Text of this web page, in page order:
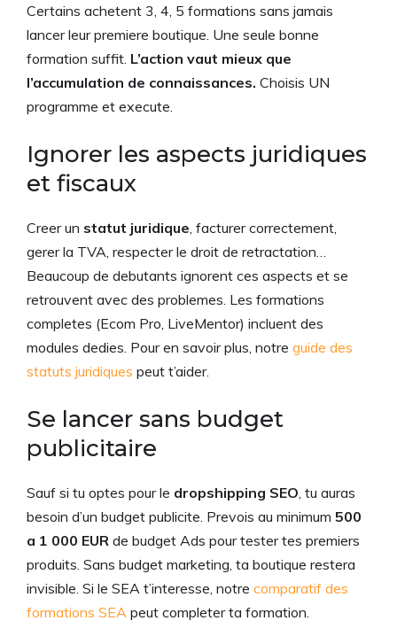
Certains achetent 3, 4, 5 formations sans jamais
lancer leur premiere boutique. Une seule bonne
formation suffit. L’action vaut mieux que
l’accumulation de connaissances. Choisis UN
programme et execute.
Ignorer les aspects juridiques
et fiscaux
Creer un statut juridique , facturer correctement,
gerer la TVA, respecter le droit de retractation…
Beaucoup de debutants ignorent ces aspects et se
retrouvent avec des problemes. Les formations
completes (Ecom Pro, LiveMentor) incluent des
modules dedies. Pour en savoir plus, notre guide des
statuts juridiques peut t’aider.
Se lancer sans budget
publicitaire
Sauf si tu optes pour le dropshipping SEO , tu auras
besoin d’un budget publicite. Prevois au minimum 500
a 1 000 EUR de budget Ads pour tester tes premiers
produits. Sans budget marketing, ta boutique restera
invisible. Si le SEA t’interesse, notre comparatif des
formations SEA peut completer ta formation.